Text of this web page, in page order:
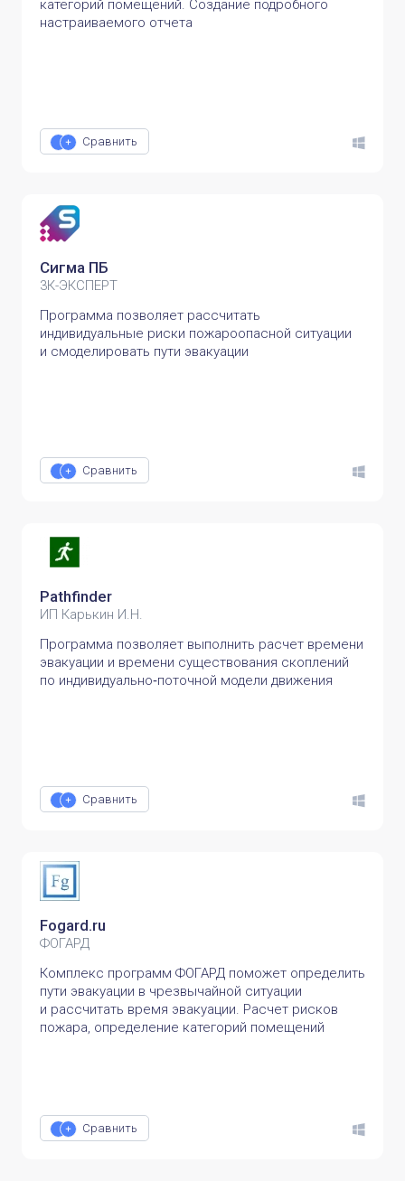
категорий помещений. Создание подробного
настраиваемого отчета
Сравнить
Сигма ПБ
3К-ЭКСПЕРТ
Программа позволяет рассчитать
индивидуальные риски пожароопасной ситуации
и смоделировать пути эвакуации
Сравнить
Pathfinder
ИП Карькин И.Н.
Программа позволяет выполнить расчет времени
эвакуации и времени существования скоплений
по индивидуально‑поточной модели движения
Сравнить
Fogard.ru
ФОГАРД
Комплекс программ ФОГАРД поможет определить
пути эвакуации в чрезвычайной ситуации
и рассчитать время эвакуации. Расчет рисков
пожара, определение категорий помещений
Сравнить